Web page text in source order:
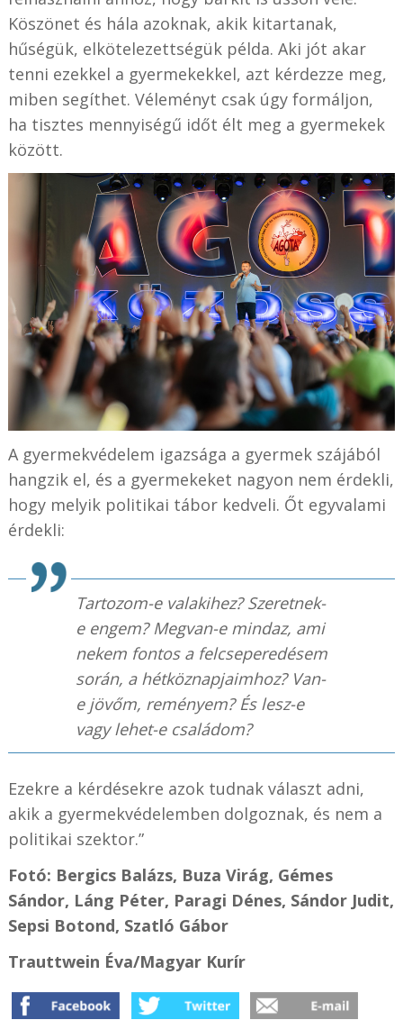
Köszönet és hála azoknak, akik kitartanak,
hűségük, elkötelezettségük példa. Aki jót akar
tenni ezekkel a gyermekekkel, azt kérdezze meg,
miben segíthet. Véleményt csak úgy formáljon,
ha tisztes mennyiségű időt élt meg a gyermekek
között.
A gyermekvédelem igazsága a gyermek szájából
hangzik el, és a gyermekeket nagyon nem érdekli,
hogy melyik politikai tábor kedveli. Őt egyvalami
érdekli:
Tartozom-e valakihez? Szeretnek-
e engem? Megvan-e mindaz, ami
nekem fontos a felcseperedésem
során, a hétköznapjaimhoz? Van-
e jövőm, reményem? És lesz-e
vagy lehet-e családom?
Ezekre a kérdésekre azok tudnak választ adni,
akik a gyermekvédelemben dolgoznak, és nem a
politikai szektor.”
Fotó: Bergics Balázs, Buza Virág, Gémes
Sándor, Láng Péter, Paragi Dénes, Sándor Judit,
Sepsi Botond, Szatló Gábor
Trauttwein Éva/Magyar Kurír